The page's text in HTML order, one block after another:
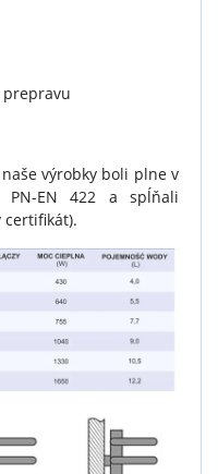
výrobky boli plne v
PN-EN 422 a spĺňali
certifikát).